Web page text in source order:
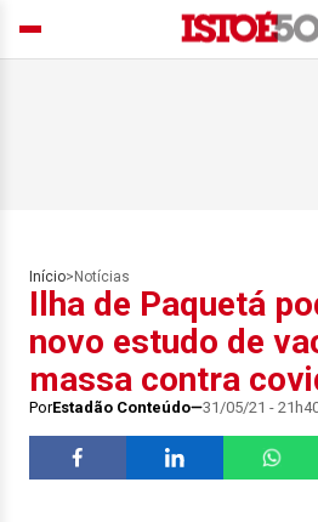
Início> Notícias
Ilha de Paquetá
novo estudo de
massa contra
PorEstadão Conteúdo 31/05/21 -